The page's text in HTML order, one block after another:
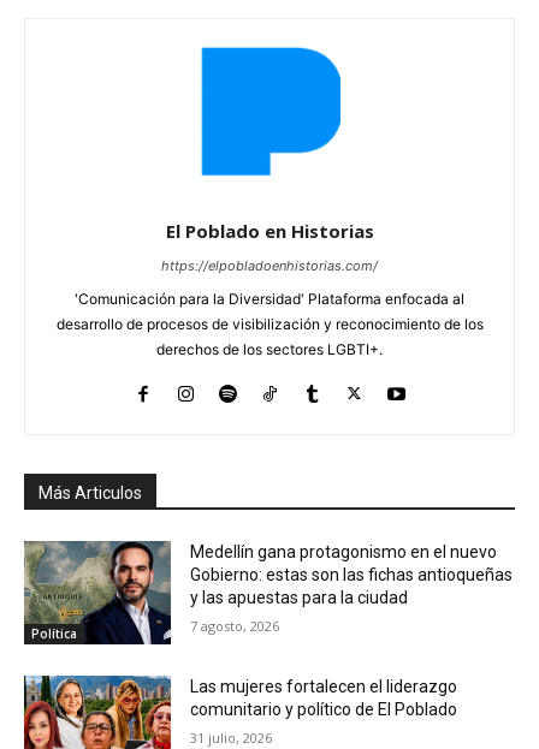
El Poblado en Historias
https://elpobladoenhistorias.com/
'Comunicación para la Diversidad' Plataforma enfocada al
desarrollo de procesos de visibilización y reconocimiento de los
derechos de los sectores LGBTI+.
Más Articulos
Política
Medellín gana protagonismo en el nuevo
Gobierno: estas son las fichas antioqueñas
y las apuestas para la ciudad
7 agosto, 2026
Las mujeres fortalecen el liderazgo
comunitario y político de El Poblado
31 julio, 2026